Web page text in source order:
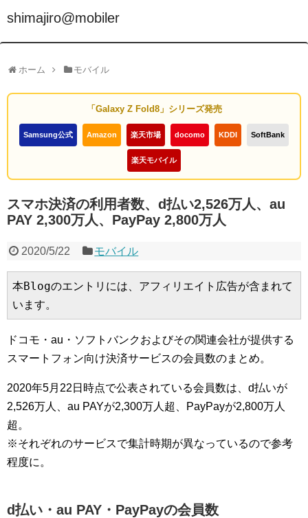
shimajiro@mobiler
ホーム モバイル
「Galaxy Z Fold8」シリーズ発売
Samsung公式 Amazon 楽天市場 docomo KDDI SoftBank
楽天モバイル
スマホ決済の利用者数、d払い2,526万人、au
PAY 2,300万人、PayPay 2,800万人
2020/5/22 モバイル
本Blogのエントリには、アフィリエイト広告が含まれて
います。
ドコモ・au・ソフトバンクおよびその関連会社が提供する
スマートフォン向け決済サービスの会員数のまとめ。
2020年5月22日時点で公表されている会員数は、d払いが
2,526万人、au PAYが2,300万人超、PayPayが2,800万人
超。
※それぞれのサービスで集計時期が異なっているので参考
程度に。
d払い・au PAY・PayPayの会員数